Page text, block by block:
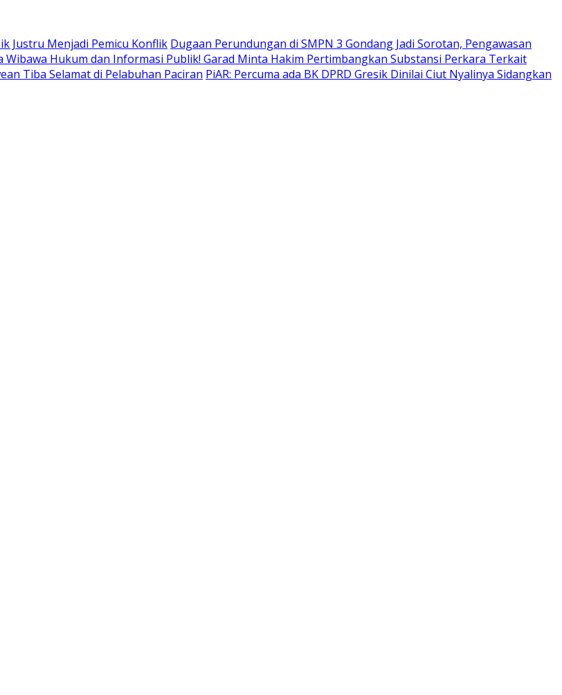
Justru Menjadi Pemicu Konflik Dugaan Perundungan di SMPN 3 Gondang Jadi Sorotan, Pengawasan
Wibawa Hukum dan Informasi Publik! Garad Minta Hakim Pertimbangkan Substansi Perkara Terkait
Tiba Selamat di Pelabuhan Paciran PiAR: Percuma ada BK DPRD Gresik Dinilai Ciut Nyalinya Sidangkan